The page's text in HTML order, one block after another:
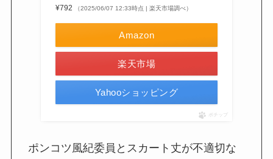
¥792
（2025/06/07 12:33時点 | 楽天市場調べ）
Amazon
楽天市場
Yahooショッピング
ポチップ
ポンコツ風紀委員とスカート丈が不適切な